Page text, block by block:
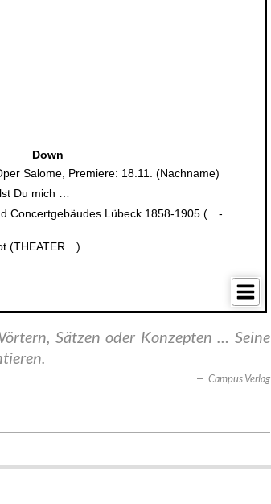
Sätzen oder Konzepten … Seine
Campus Verlag